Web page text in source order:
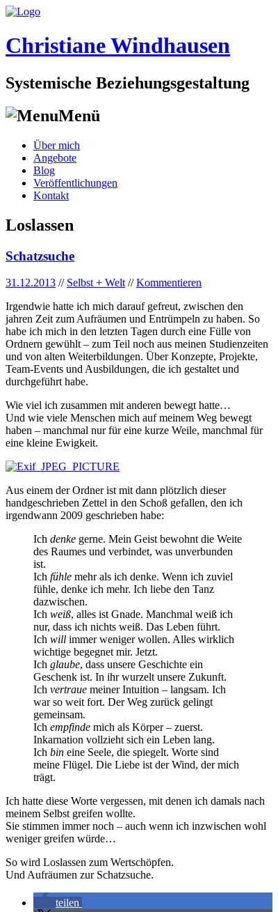
Christiane Windhausen
Systemische Beziehungsgestaltung
Menü
Skip
content
Über mich
Angebote
Blog
Veröffentlichungen
Kontakt
Loslassen
Schatzsuche
31.12.2013 // Selbst + Welt //Kommentieren
Irgendwie hatte ich mich darauf gefreut, zwischen den
jahren Zeit zum Aufräumen und Entrümpeln zu haben. So
habe ich mich in den letzten Tagen durch eine Fülle von
Ordnern gewühlt – zum Teil noch aus meinen Studienzeiten
und von alten Weiterbildungen. Über Konzepte, Projekte,
Team-Events und Ausbildungen, die ich gestaltet und
durchgeführt habe.
Wie viel ich zusammen mit anderen bewegt hatte…
Und wie viele Menschen mich auf meinem Weg bewegt
haben – manchmal nur für eine kurze Weile, manchmal für
eine kleine Ewigkeit.
Aus einem der Ordner ist mit dann plötzlich dieser
handgeschrieben Zettel in den Schoß gefallen, den ich
irgendwann 2009 geschrieben habe:
Ich denke gerne. Mein Geist bewohnt die Weite
des Raumes und verbindet, was unverbunden
ist.
Ich fühle mehr als ich denke. Wenn ich zuviel
fühle, denke ich mehr. Ich liebe den Tanz
dazwischen.
Ich weiß, alles ist Gnade. Manchmal weiß ich
nur, dass ich nichts weiß. Das Leben führt.
Ich will immer weniger wollen. Alles wirklich
wichtige begegnet mir. Jetzt.
Ich glaube, dass unsere Geschichte ein
Geschenk ist. In ihr wurzelt unsere Zukunft.
Ich vertraue meiner Intuition – langsam. Ich
war so weit fort. Der Weg zurück gelingt
gemeinsam.
Ich empfinde mich als Körper – zuerst.
Inkarnation vollzieht sich ein Leben lang.
Ich bin eine Seele, die spiegelt. Worte sind
meine Flügel. Die Liebe ist der Wind, der mich
trägt.
Ich hatte diese Worte vergessen, mit denen ich damals nach
meinem Selbst greifen wollte.
Sie stimmen immer noch – auch wenn ich inzwischen wohl
weniger greifen würde…
So wird Loslassen zum Wertschöpfen.
Und Aufräumen zur Schatzsuche.
teilen